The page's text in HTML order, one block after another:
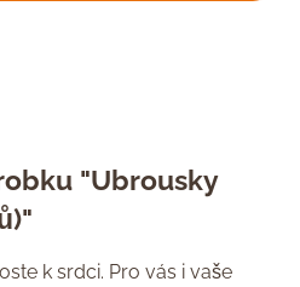
"Ubrousky
k srdci. Pro vás i vaše